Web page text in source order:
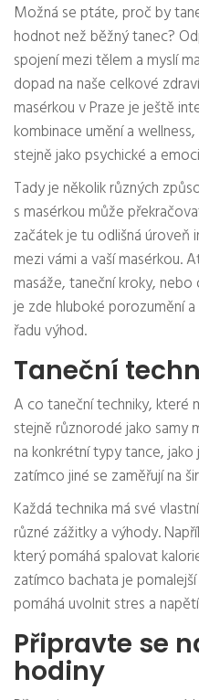
Možná se ptáte, proč by
hodnot než běžný tanec?
spojení mezi tělem a myslí
dopad na naše celkové
masérkou v Praze je ještě
kombinace umění a
stejně jako psychické a
Tady je několik různých
s masérkou může
začátek je tu odlišná
mezi vámi a vaší masérkou.
masáže, taneční kroky,
je zde hluboké porozumění
řadu výhod.
Taneční
A co taneční techniky, které
stejně různorodé jako samy
na konkrétní typy tance,
zatímco jiné se zaměřují na
Každá technika má své
různé zážitky a výhody.
který pomáhá spalovat
zatímco bachata je
pomáhá uvolnit stres a
Připravte se
hodiny